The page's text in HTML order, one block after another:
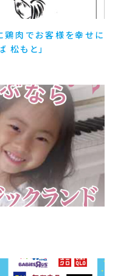
肉でお客様を幸せに
松もと」